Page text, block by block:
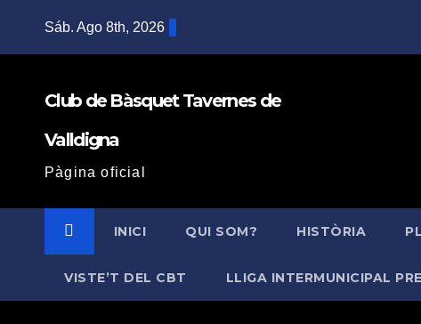
Sáb. Ago 8th, 2026
Club de Bàsquet Tavernes de
Valldigna
Pàgina oficial
INICI QUI SOM? HISTÒRIA
VISTE’T DEL CBT LLIGA INTERMUNICIPAL